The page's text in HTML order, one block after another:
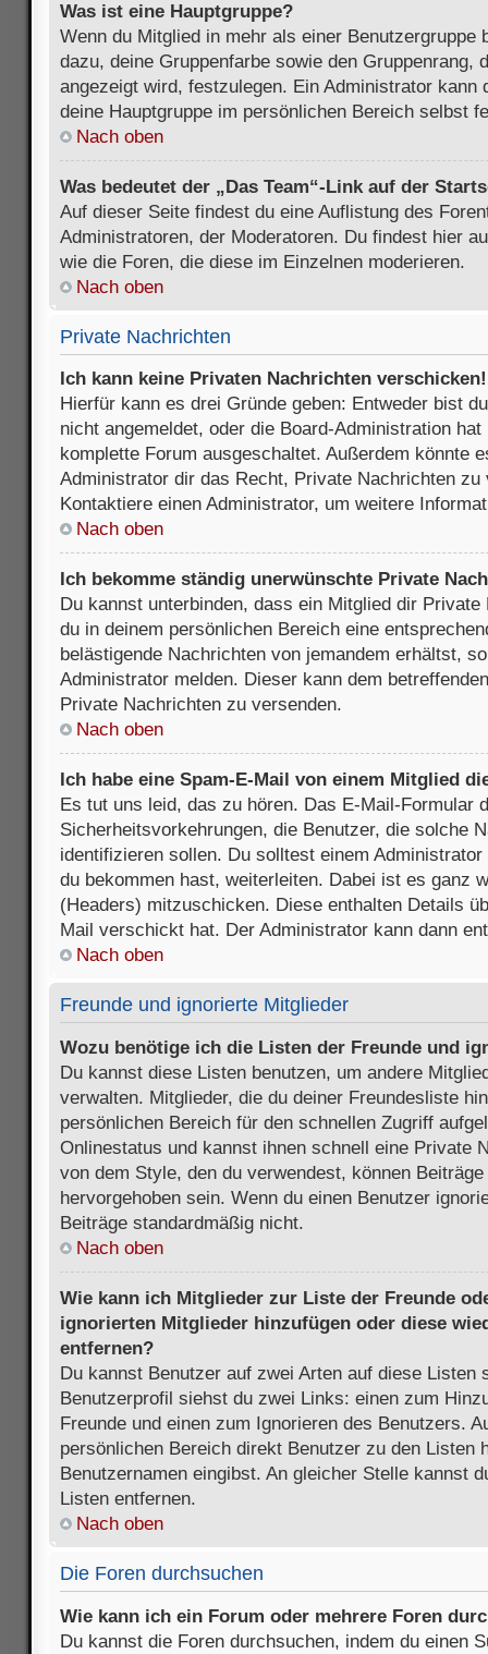
Was ist eine Hauptgruppe?
Wenn du Mitglied in mehr als einer Benutzergruppe
dazu, deine Gruppenfarbe sowie den Gruppenrang,
angezeigt wird, festzulegen. Ein Administrator kann
deine Hauptgruppe im persönlichen Bereich selbst
Nach oben
Was bedeutet der „Das Team“-Link auf der
Auf dieser Seite findest du eine Auflistung des
Administratoren, der Moderatoren. Du findest hier
wie die Foren, die diese im Einzelnen moderieren.
Nach oben
Private Nachrichten
Ich kann keine Privaten Nachrichten verschicken!
Hierfür kann es drei Gründe geben: Entweder bist
nicht angemeldet, oder die Board-Administration
komplette Forum ausgeschaltet. Außerdem könnte
Administrator dir das Recht, Private Nachrichten
Kontaktiere einen Administrator, um weitere
Nach oben
Ich bekomme ständig unerwünschte Private
Du kannst unterbinden, dass ein Mitglied dir
du in deinem persönlichen Bereich eine
belästigende Nachrichten von jemandem erhältst,
Administrator melden. Dieser kann dem
Private Nachrichten zu versenden.
Nach oben
Ich habe eine Spam-E-Mail von einem Mitglied
Es tut uns leid, das zu hören. Das E-Mail-Formular
Sicherheitsvorkehrungen, die Benutzer, die solche
identifizieren sollen. Du solltest einem
du bekommen hast, weiterleiten. Dabei ist es ganz
(Headers) mitzuschicken. Diese enthalten Details
Mail verschickt hat. Der Administrator kann dann
Nach oben
Freunde und ignorierte Mitglieder
Wozu benötige ich die Listen der Freunde und
Du kannst diese Listen benutzen, um andere
verwalten. Mitglieder, die du deiner Freundesliste
persönlichen Bereich für den schnellen Zugriff
Onlinestatus und kannst ihnen schnell eine Private
von dem Style, den du verwendest, können
hervorgehoben sein. Wenn du einen Benutzer
Beiträge standardmäßig nicht.
Nach oben
Wie kann ich Mitglieder zur Liste der Freunde
ignorierten Mitglieder hinzufügen oder diese
entfernen?
Du kannst Benutzer auf zwei Arten auf diese Listen
Benutzerprofil siehst du zwei Links: einen zum
Freunde und einen zum Ignorieren des Benutzers.
persönlichen Bereich direkt Benutzer zu den Listen
Benutzernamen eingibst. An gleicher Stelle kannst
Listen entfernen.
Nach oben
Die Foren durchsuchen
Wie kann ich ein Forum oder mehrere Foren
Du kannst die Foren durchsuchen, indem du einen